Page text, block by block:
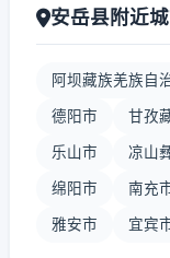
安岳县附近
阿坝藏族羌族自
德阳市 甘孜
乐山市 凉山
绵阳市 南充
雅安市 宜宾